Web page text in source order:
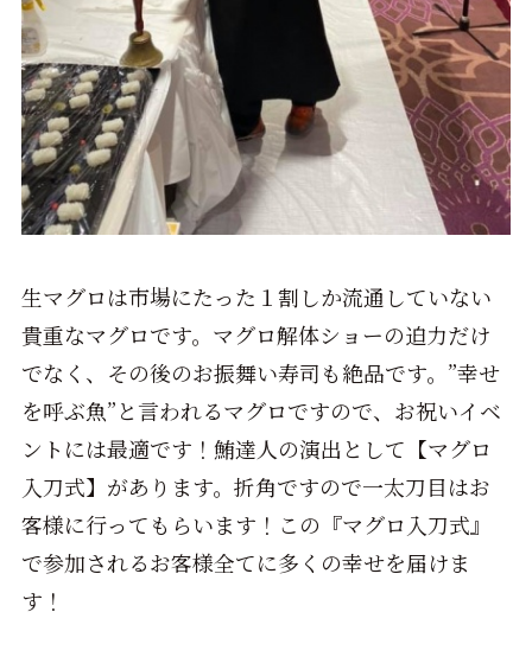
生マグロは市場にたった１割しか流通していない
貴重なマグロです。マグロ解体ショーの迫力だけ
でなく、その後のお振舞い寿司も絶品です。”幸せ
を呼ぶ魚”と言われるマグロですので、お祝いイベ
ントには最適です！鮪達人の演出として【マグロ
入刀式】があります。折角ですので一太刀目はお
客様に行ってもらいます！この『マグロ入刀式』
で参加されるお客様全てに多くの幸せを届けま
す！